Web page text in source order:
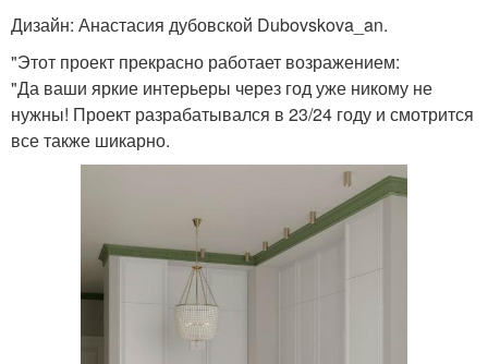
Дизайн: Анастасия дубовской Dubovskova_an.
"Этот проект прекрасно работает возражением:
"Да ваши яркие интерьеры через год уже никому не
нужны! Проект разрабатывался в 23/24 году и смотрится
все также шикарно.